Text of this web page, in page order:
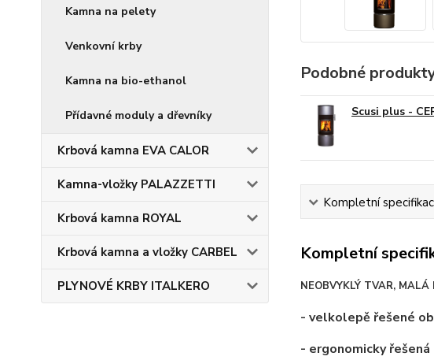
Kamna na pelety
Venkovní krby
Kamna na bio-ethanol
Přídavné moduly a dřevníky
Krbová kamna EVA CALOR
Kamna-vložky PALAZZETTI
Krbová kamna ROYAL
Krbová kamna a vložky CARBEL
PLYNOVÉ KRBY ITALKERO
Podobné
Scusi plus -
Kompletní
Kompletní
NEOBVYKLÝ TVAR,
- velkolepě řešené
- ergonomicky